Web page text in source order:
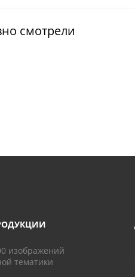
смотрели
изображений
тематики